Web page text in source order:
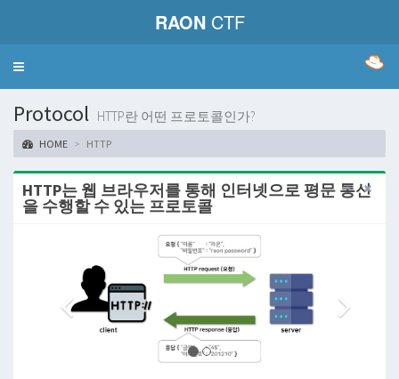
RAONCTF
Toggle
Protocol HTTP란 어떤 프로토콜인가?
HOME HTTP
HTTP는 웹 브라우저를 통해 인터넷으로 평문 통신
을 수행할 수 있는 프로토콜